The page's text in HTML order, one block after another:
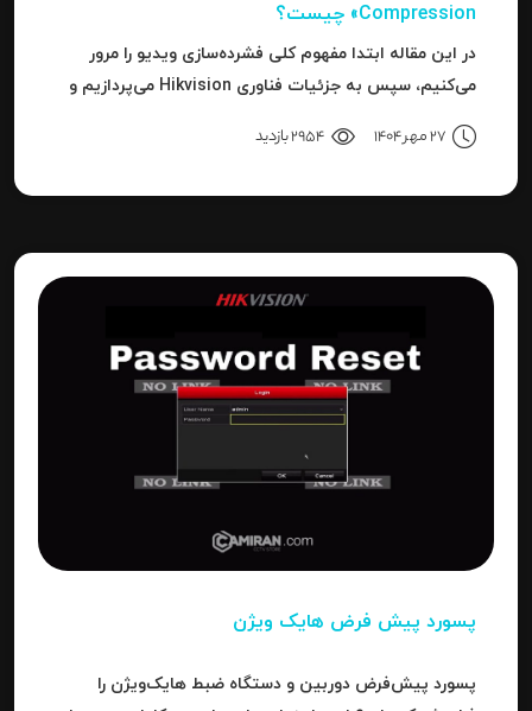
Compression» چیست؟
در این مقاله ابتدا مفهوم کلی فشرده‌سازی ویدیو را مرور
می‌کنیم، سپس به جزئیات فناوری Hikvision می‌پردازیم و
نتیجه می‌رسیم.
27 مهر 1404 2954 بازدید
پسورد پیش فرض هایک ویژن
پسورد پیش‌فرض دوربین و دستگاه ضبط هایک‌ویژن را